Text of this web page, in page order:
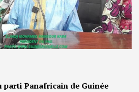
parti Panafricain de Guinée